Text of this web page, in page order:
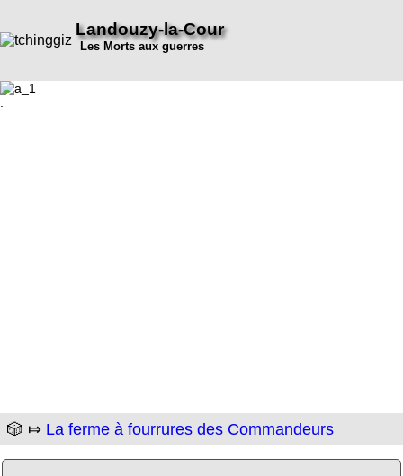
Landouzy-la-Cour
Les Morts aux guerres
:
🎲 ⤇ La ferme à fourrures des Commandeurs